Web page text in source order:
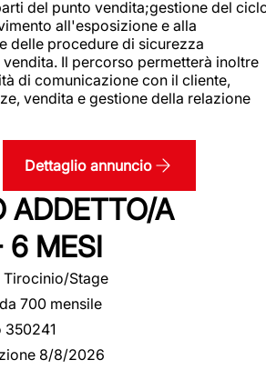
del punto vendita;gestione del
all'esposizione e alla
delle procedure di sicurezza
Il percorso permetterà inoltre
di comunicazione con il cliente,
vendita e gestione della relazione
Dettaglio annuncio
ADDETTO/A
6 MESI
Tirocinio/Stage
700 mensile
350241
8/8/2026